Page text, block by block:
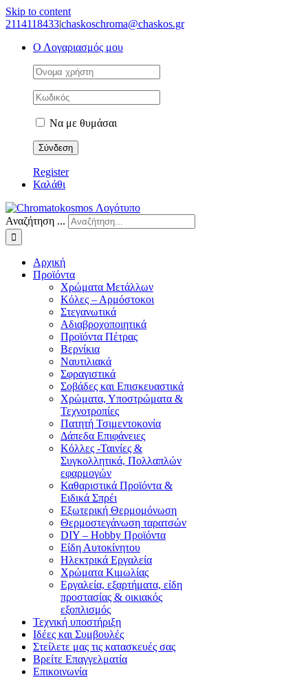
Skip to content
2114118433|chaskoschroma@chaskos.gr
Ο Λογαριασμός μου
Να με θυμάσαι
Register
Καλάθι
Αναζήτηση ...
Αρχική
Προϊόντα
Χρώματα Μετάλλων
Κόλες – Αρμόστοκοι
Στεγανωτικά
Αδιαβροχοποιητικά
Προϊόντα Πέτρας
Βερνίκια
Ναυτιλιακά
Σφραγιστικά
Σοβάδες και Επισκευαστικά
Χρώματα, Υποστρώματα &
Τεχνοτροπίες
Πατητή Τσιμεντοκονία
Δάπεδα Επιφάνειες
Κόλλες -Ταινίες &
Συγκολλητικά, Πολλαπλών
εφαρμογών
Καθαριστικά Προϊόντα &
Ειδικά Σπρέι
Εξωτερική Θερμομόνωση
Θερμοστεγάνωση ταρατσών
DIY – Hobby Προϊόντα
Είδη Αυτοκίνητου
Ηλεκτρικά Εργαλεία
Χρώματα Κιμωλίας
Εργαλεία, εξαρτήματα, είδη
προστασίας & οικιακός
εξοπλισμός
Τεχνική υποστήριξη
Ιδέες και Συμβουλές
Στείλετε μας τις κατασκευές σας
Βρείτε Επαγγελματία
Επικοινωνία